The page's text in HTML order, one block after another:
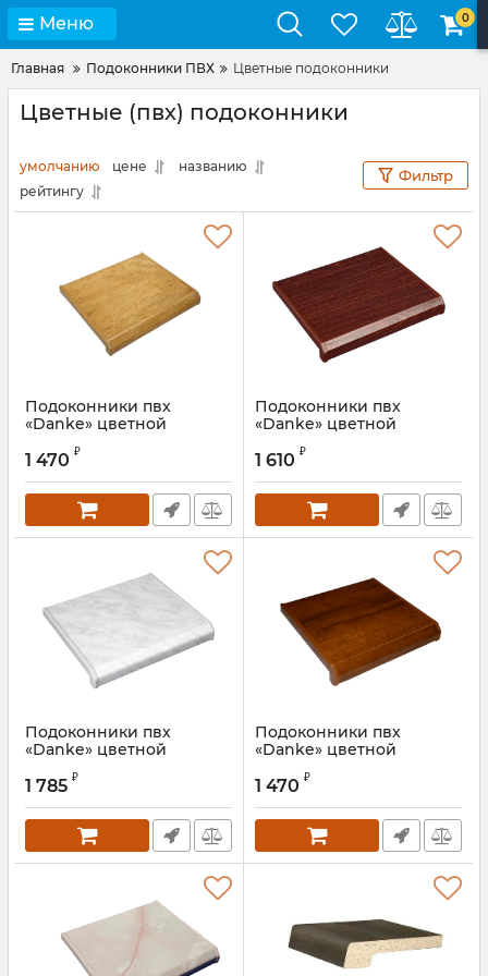
Меню 0
Главная Подоконники ПВХ Цветные подоконники
Цветные (пвх) подоконники
умолчанию цене
названию
рейтингу
Фильтр
Подоконники пвх
«Danke» цветной
classico
1 470 ₽
Подоконники пвх
«Danke» цветной
1 610 ₽
Подоконники пвх
«Danke» цветной
classico
1 785 ₽
Подоконники пвх
«Danke» цветной
1 470 ₽